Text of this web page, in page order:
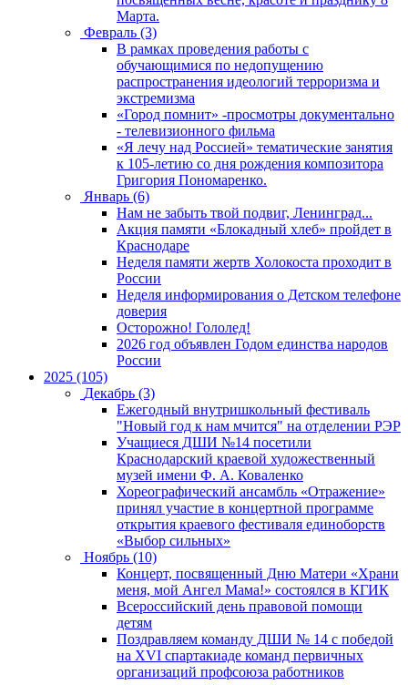
Марта.
Февраль (3)
В рамках проведения работы с
обучающимися по недопущению
распространения идеологий терроризма и
экстремизма
«Город помнит» -просмотры документально
- телевизионного фильма
«Я лечу над Россией» тематические занятия
к 105-летию со дня рождения композитора
Григория Пономаренко.
Январь (6)
Нам не забыть твой подвиг, Ленинград...
Акция памяти «Блокадный хлеб» пройдет в
Краснодаре
Неделя памяти жертв Холокоста проходит в
России
Неделя информирования о Детском телефоне
доверия
Осторожно! Гололед!
2026 год объявлен Годом единства народов
России
2025 (105)
Декабрь (3)
Ежегодный внутришкольный фестиваль
"Новый год к нам мчится" на отделении РЭР
Учащиеся ДШИ №14 посетили
Краснодарский краевой художественный
музей имени Ф. А. Коваленко
Хореографический ансамбль «Отражение»
принял участие в концертной программе
открытия краевого фестиваля единоборств
«Выбор сильных»
Ноябрь (10)
Концерт, посвященный Дню Матери «Храни
меня, мой Ангел Мама!» состоялся в КГИК
Всероссийский день правовой помощи
детям
Поздравляем команду ДШИ № 14 с победой
на XVI спартакиаде команд первичных
организаций профсоюза работников